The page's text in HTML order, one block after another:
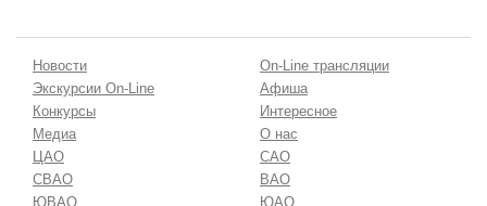
Новости
On-Line трансляции
Экскурсии On-Line
Афиша
Конкурсы
Интересное
Медиа
О нас
ЦАО
САО
СВАО
ВАО
ЮВАО
ЮАО